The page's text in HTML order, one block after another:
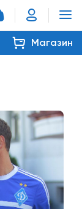
Магазин